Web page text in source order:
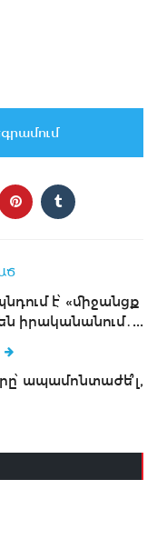
է՝ «միջանցք
իրականանում․...
ապամոնտաժե՞լ,